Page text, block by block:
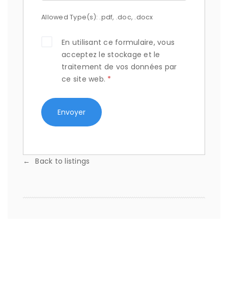
Allowed Type(s): .pdf, .doc, .docx
En utilisant ce formulaire, vous
acceptez le stockage et le
traitement de vos données par
ce site web. *
Back to listings